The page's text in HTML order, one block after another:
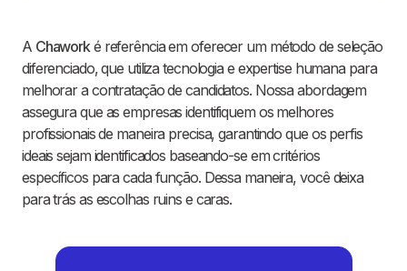
A Chaworké referência em oferecer um método de seleção
diferenciado, que utiliza tecnologia e expertise humana para
melhorar a contratação de candidatos. Nossa abordagem
assegura que as empresas identifiquem os melhores
profissionais de maneira precisa, garantindo que os perfis
ideais sejam identificados baseando-se em critérios
específicos para cada função. Dessa maneira, você deixa
para trás as escolhas ruins e caras.